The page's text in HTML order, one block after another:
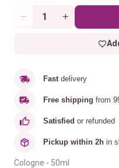
Quantity
Fast delivery
Free shipping from
Satisfied or refunded
Pickup within 2h in
Cologne - 50ml